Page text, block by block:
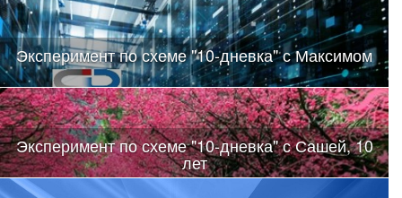
Эксперимент по схеме "10-дневка" с Максимом
Эксперимент по схеме "10-дневка" с Сашей, 10
лет